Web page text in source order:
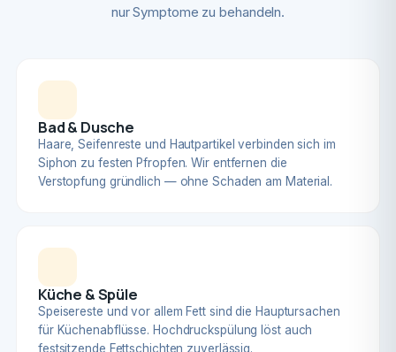
nur Symptome zu behandeln.
Bad & Dusche
Haare, Seifenreste und Hautpartikel verbinden sich im
Siphon zu festen Pfropfen. Wir entfernen die
Verstopfung gründlich — ohne Schaden am Material.
Küche & Spüle
Speisereste und vor allem Fett sind die Hauptursachen
für Küchenabflüsse. Hochdruckspülung löst auch
festsitzende Fettschichten zuverlässig.